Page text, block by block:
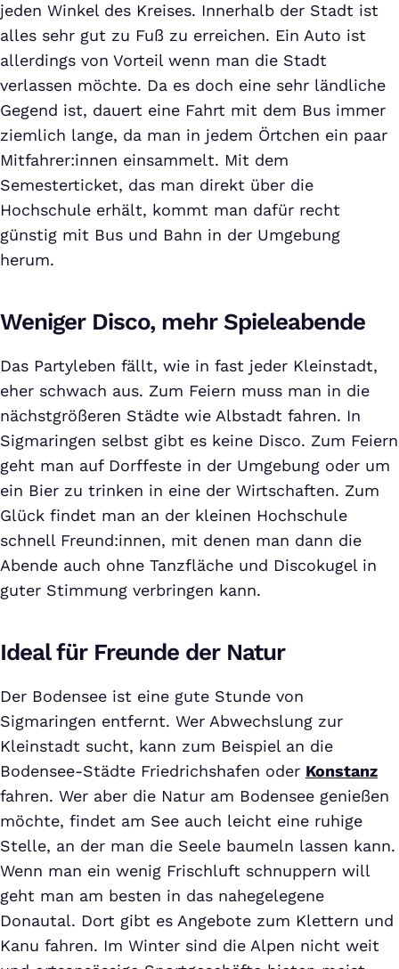
jeden Winkel des Kreises. Innerhalb der Stadt ist
alles sehr gut zu Fuß zu erreichen. Ein Auto ist
allerdings von Vorteil wenn man die Stadt
verlassen möchte. Da es doch eine sehr ländliche
Gegend ist, dauert eine Fahrt mit dem Bus immer
ziemlich lange, da man in jedem Örtchen ein paar
Mitfahrer:innen einsammelt. Mit dem
Semesterticket, das man direkt über die
Hochschule erhält, kommt man dafür recht
günstig mit Bus und Bahn in der Umgebung
herum.
Weniger Disco, mehr Spieleabende
Das Partyleben fällt, wie in fast jeder Kleinstadt,
eher schwach aus. Zum Feiern muss man in die
nächstgrößeren Städte wie Albstadt fahren. In
Sigmaringen selbst gibt es keine Disco. Zum Feiern
geht man auf Dorffeste in der Umgebung oder um
ein Bier zu trinken in eine der Wirtschaften. Zum
Glück findet man an der kleinen Hochschule
schnell Freund:innen, mit denen man dann die
Abende auch ohne Tanzfläche und Discokugel in
guter Stimmung verbringen kann.
Ideal für Freunde der Natur
Der Bodensee ist eine gute Stunde von
Sigmaringen entfernt. Wer Abwechslung zur
Kleinstadt sucht, kann zum Beispiel an die
Bodensee-Städte Friedrichshafen oder Konstanz
fahren. Wer aber die Natur am Bodensee genießen
möchte, findet am See auch leicht eine ruhige
Stelle, an der man die Seele baumeln lassen kann.
Wenn man ein wenig Frischluft schnuppern will
geht man am besten in das nahegelegene
Donautal. Dort gibt es Angebote zum Klettern und
Kanu fahren. Im Winter sind die Alpen nicht weit